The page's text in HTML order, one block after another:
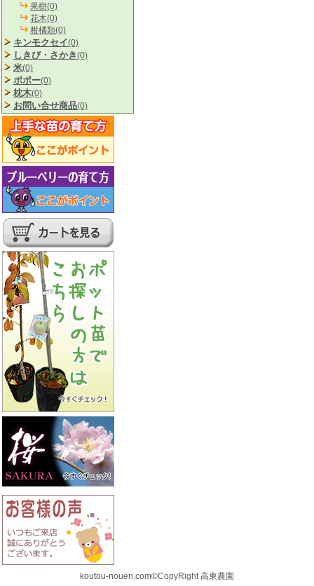
果樹(0)
花木(0)
柑橘類(0)
キンモクセイ(0)
しきび・さかき(0)
米(0)
ポポー(0)
枕木(0)
お問い合せ商品(0)
koutou-nouen.com©CopyRight 高東農園